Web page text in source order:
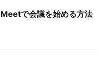
で会議を始める方法